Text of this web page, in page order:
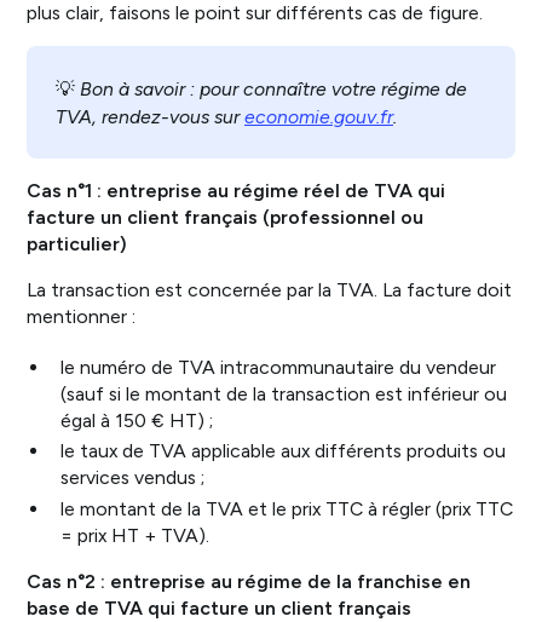
plus clair, faisons le point sur différents cas de figure.
💡 Bon à savoir : pour connaître votre régime de
TVA, rendez-vous sureconomie.gouv.fr.
Cas n°1 : entreprise au régime réel de TVA qui
facture un client français (professionnel ou
particulier)
La transaction est concernée par la TVA. La facture doit
mentionner :
le numéro de TVA intracommunautaire du vendeur
(sauf si le montant de la transaction est inférieur ou
égal à 150 € HT) ;
le taux de TVA applicable aux différents produits ou
services vendus ;
le montant de la TVA et le prix TTC à régler (prix TTC
= prix HT + TVA).
Cas n°2 : entreprise au régime de la franchise en
base de TVA qui facture un client français